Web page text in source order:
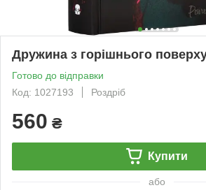
Дружина з горішнього
Готово до відправки
Код: 1027193
Роздріб
560 ₴
Купити
або